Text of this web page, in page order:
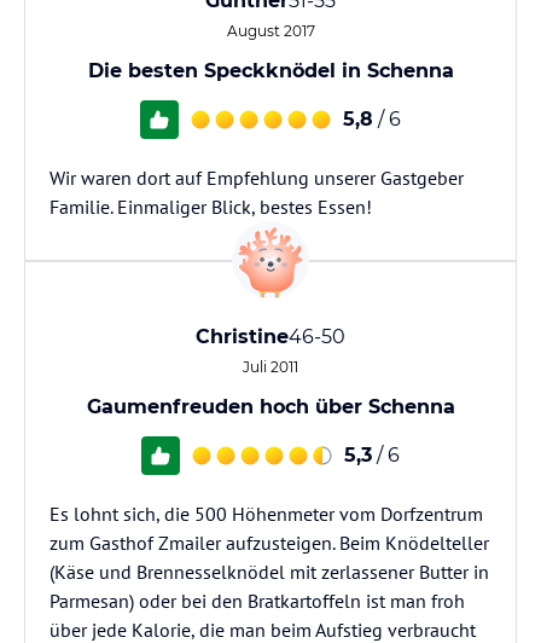
August 2017
Die besten Speckknödel in Schenna
5,8 / 6
Wir waren dort auf Empfehlung unserer Gastgeber
Familie. Einmaliger Blick, bestes Essen!
Christine46-50
Juli 2011
Gaumenfreuden hoch über Schenna
5,3 / 6
Es lohnt sich, die 500 Höhenmeter vom Dorfzentrum
zum Gasthof Zmailer aufzusteigen. Beim Knödelteller
(Käse und Brennesselknödel mit zerlassener Butter in
Parmesan) oder bei den Bratkartoffeln ist man froh
über jede Kalorie, die man beim Aufstieg verbraucht